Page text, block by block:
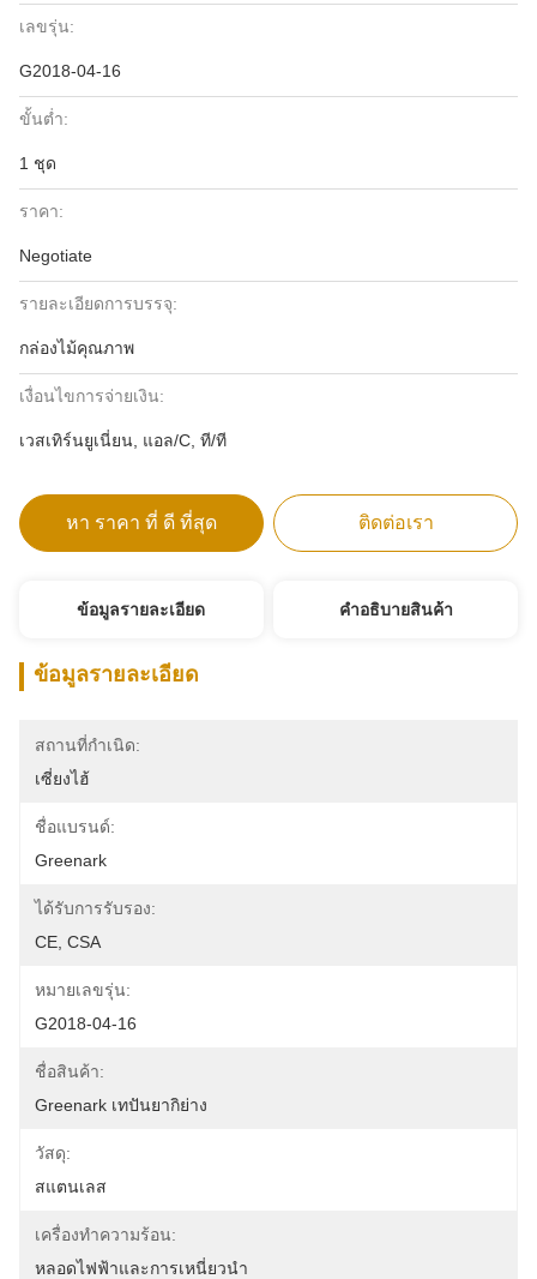
เลขรุ่น:
G2018-04-16
ขั้นต่ำ:
1 ชุด
ราคา:
Negotiate
รายละเอียดการบรรจุ:
กล่องไม้คุณภาพ
เงื่อนไขการจ่ายเงิน:
เวสเทิร์นยูเนี่ยน, แอล/C, ที/ที
หา ราคา ที่ ดี ที่สุด ติดต่อเรา
ข้อมูลรายละเอียด คําอธิบายสินค้า
ข้อมูลรายละเอียด
สถานที่กำเนิด:
เซี่ยงไฮ้
ชื่อแบรนด์:
Greenark
ได้รับการรับรอง:
CE, CSA
หมายเลขรุ่น:
G2018-04-16
ชื่อสินค้า:
Greenark เทปันยากิย่าง
วัสดุ:
สแตนเลส
เครื่องทำความร้อน:
หลอดไฟฟ้าและการเหนี่ยวนำ